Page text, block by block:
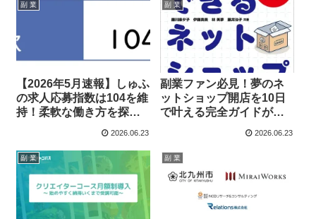
副 業
【2026年5月速報】しゅふ
の求人応募指数は104を維
持！柔軟な働き方を探す
2026.06.23
副 業
副業ファン必見！夢のネ
ットショップ開店を10日
で叶える完全ガイドが登
2026.06.23
副 業 副 業